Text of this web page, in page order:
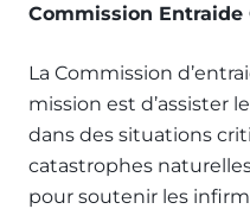
Commission Entraide
La Commission
mission est d’assister
dans des situations
catastrophes
pour soutenir les